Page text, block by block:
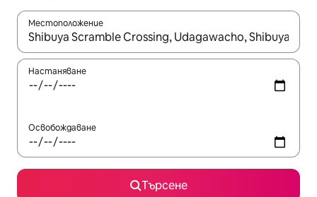
Местоположение
Когато резултатите се покажат, използвайте
Настаняване
Освобождаване
Търсене